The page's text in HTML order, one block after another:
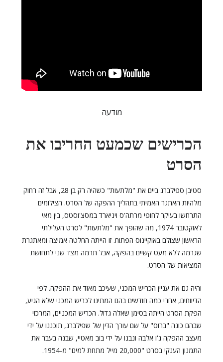
מודעה
הכרישים שכמעט החריבו את
הסרט
סטיבן ספילברג ביים את "מלתעות" כשהיה רק בן 28, אבל זה רחוק
מלהיות האתגר האמיתי בתהליך ההפקה של הסרט. הצילומים
התרחשו בעיקר לחופי מרתה'ס ויניארד במסצ'וסטס, בין מאי
לאוקטובר 1974, מה שהופך את "מלתעות" לסרט העלילתי
הראשון שצולם באוקיינוס הפתוח. זו הייתה החלטה אמיצה ומאתגרת
שגרמה ללא מעט קשיים בהפקה, אבל תרמה מצד שני לתחושת
המציאות של הסרט.
והיה גם את עניין הכריש המכני, שעיכב מאוד את ההפקה. לפי
הדיווחים, אחרי כמה חודשים בהם המתינו לכריש המכני שלא הגיע,
הפקת הסרט הייתה בסימן שאלה גדול. הכריש המכניים, המרכזי
שבהם כונה "ברוס" על שם עורך הדין של שפילברג, תוכננו על ידי
מעצב ההפקה ג'ו אלבה ונבנו על ידי בוב מאטיי, שבנה בעבר את
התמנון הענקי בסרט "20,000 מייל מתחת למים" מ-1954.